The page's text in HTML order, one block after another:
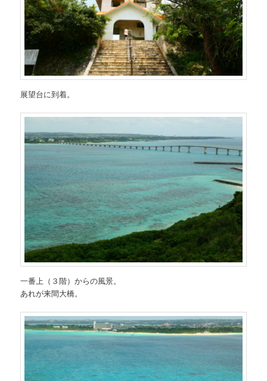
展望台に到着。
一番上（３階）からの風景。
あれが来間大橋。